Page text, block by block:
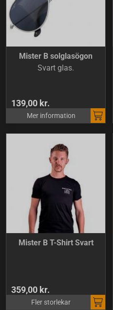
Mister B solglasögon
Svart glas.
139,00 kr.
Mer information
Mister B T-Shirt Svart
359,00 kr.
Fler storlekar